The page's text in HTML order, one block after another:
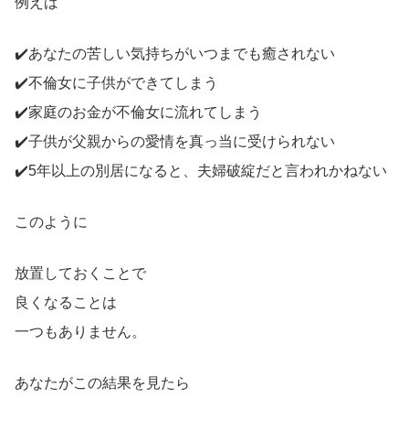
✔️あなたの苦しい気持ちがいつまでも癒されない
✔️不倫女に子供ができてしまう
✔️家庭のお金が不倫女に流れてしまう
✔️子供が父親からの愛情を真っ当に受けられない
✔️5年以上の別居になると、夫婦破綻だと言われかねない
このように
放置しておくことで
良くなることは
一つもありません。
あなたがこの結果を見たら